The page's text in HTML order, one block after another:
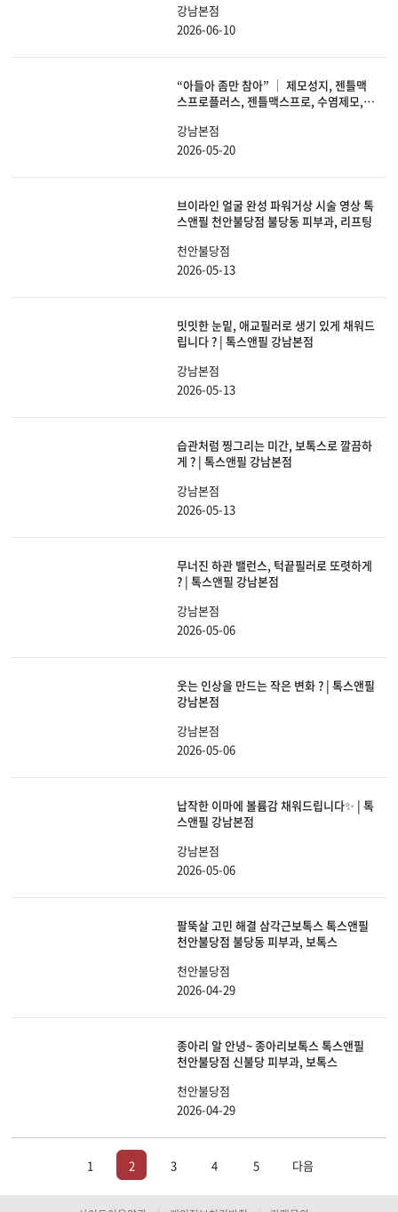
강남본점
2026-06-10
“아들아 좀만 참아” │ 제모성지, 젠틀맥
스프로플러스, 젠틀맥스프로, 수염제모,
강남본점
2026-05-20
브이라인 얼굴 완성 파워거상 시술 영상 톡
스앤필 천안불당점 불당동 피부과, 리프팅
천안불당점
2026-05-13
밋밋한 눈밑, 애교필러로 생기 있게 채워드
립니다 ? | 톡스앤필 강남본점
강남본점
2026-05-13
습관처럼 찡그리는 미간, 보톡스로 깔끔하
게 ? | 톡스앤필 강남본점
강남본점
2026-05-13
무너진 하관 밸런스, 턱끝필러로 또렷하게
? | 톡스앤필 강남본점
강남본점
2026-05-06
웃는 인상을 만드는 작은 변화 ? | 톡스앤필
강남본점
강남본점
2026-05-06
납작한 이마에 볼륨감 채워드립니다✨ | 톡
스앤필 강남본점
강남본점
2026-05-06
팔뚝살 고민 해결 삼각근보톡스 톡스앤필
천안불당점 불당동 피부과, 보톡스
천안불당점
2026-04-29
종아리 알 안녕~ 종아리보톡스 톡스앤필
천안불당점 신불당 피부과, 보톡스
천안불당점
2026-04-29
1 2 3 4 5 다음